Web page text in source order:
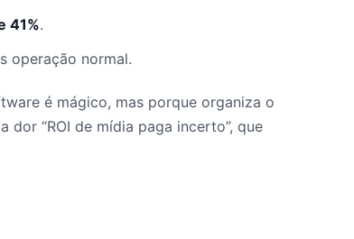
41%.
operação normal.
é mágico, mas porque organiza o
“ROI de mídia paga incerto”, que